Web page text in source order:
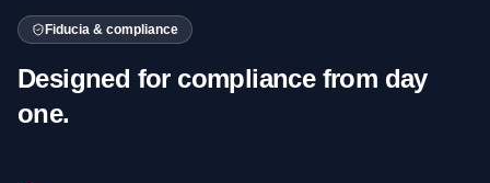
Fiducia & compliance
Designed for compliance from day
one.